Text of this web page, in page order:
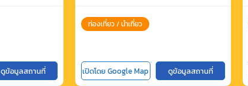
ดูข้อมูลสถานที่
ท่องเที่ยว / นำเที่ยว
เปิดโดย Google Map ดูข้อมูลสถานที่